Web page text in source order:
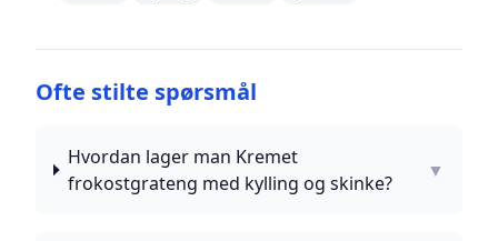
Ofte stilte spørsmål
Hvordan lager man Kremet
frokostgrateng med kylling og skinke?
▼